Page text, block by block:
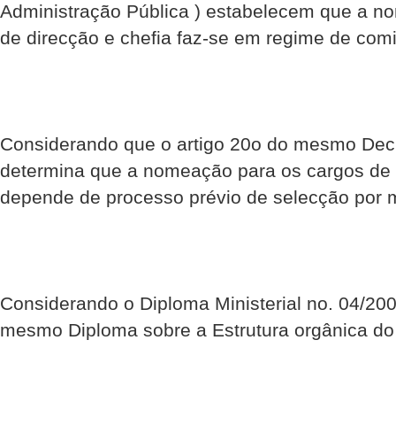
Administração Pública ) estabelecem que a
de direcção e chefia faz-se em regime de
Considerando que o artigo 20o do mesmo
determina que a nomeação para os cargos
depende de processo prévio de selecção por
Considerando o Diploma Ministerial no. 04/
mesmo Diploma sobre a Estrutura orgânica